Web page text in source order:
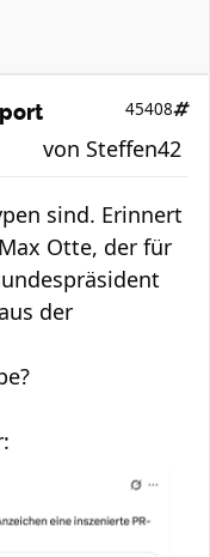
45408
von Steffen42
sind. Erinnert
Otte, der für
der